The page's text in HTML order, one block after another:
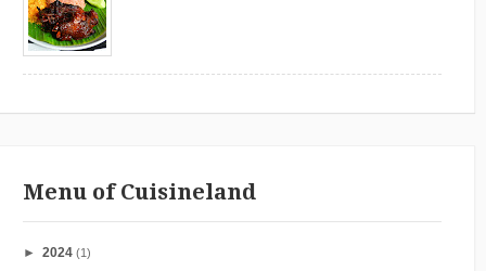
Menu of Cuisineland
► 2024 (1)